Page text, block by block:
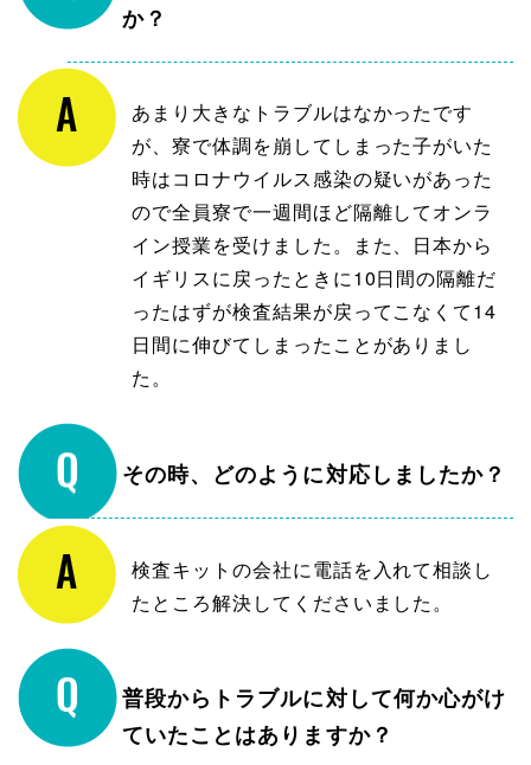
か？
あまり大きなトラブルはなかったです
が、寮で体調を崩してしまった子がいた
時はコロナウイルス感染の疑いがあった
ので全員寮で一週間ほど隔離してオンラ
イン授業を受けました。また、日本から
イギリスに戻ったときに10日間の隔離だ
ったはずが検査結果が戻ってこなくて14
日間に伸びてしまったことがありまし
た。
その時、どのように対応しましたか？
検査キットの会社に電話を入れて相談し
たところ解決してくださいました。
普段からトラブルに対して何か心がけ
ていたことはありますか？